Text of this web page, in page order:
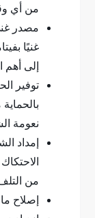
من أي
مصدر
إلى أهم
توفير
نعومة
إمداد
من
إصلاح